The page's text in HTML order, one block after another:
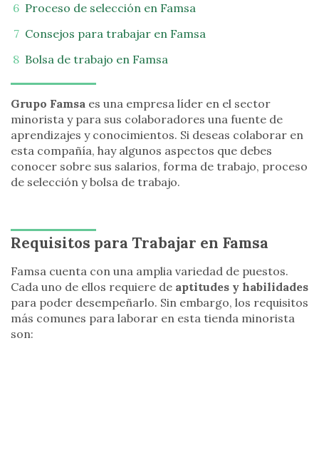
Proceso de selección en Famsa
Consejos para trabajar en Famsa
Bolsa de trabajo en Famsa
Grupo Famsa es una empresa líder en el sector
minorista y para sus colaboradores una fuente de
aprendizajes y conocimientos. Si deseas colaborar en
esta compañía, hay algunos aspectos que debes
conocer sobre sus salarios, forma de trabajo, proceso
de selección y bolsa de trabajo.
Requisitos para Trabajar en Famsa
Famsa cuenta con una amplia variedad de puestos.
Cada uno de ellos requiere de aptitudes y habilidades
para poder desempeñarlo. Sin embargo, los requisitos
más comunes para laborar en esta tienda minorista
son: